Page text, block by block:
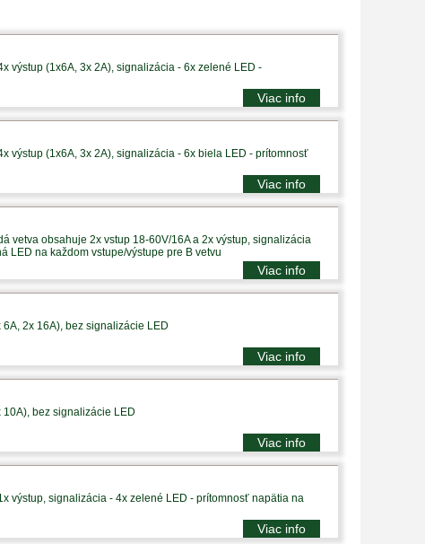
výstup (1x6A, 3x 2A), signalizácia - 6x zelené LED -
Viac info
výstup (1x6A, 3x 2A), signalizácia - 6x biela LED - prítomnosť
Viac info
vetva obsahuje 2x vstup 18-60V/16A a 2x výstup, signalizácia
LED na každom vstupe/výstupe pre B vetvu
Viac info
2x 16A), bez signalizácie LED
Viac info
bez signalizácie LED
Viac info
výstup, signalizácia - 4x zelené LED - prítomnosť napätia na
Viac info